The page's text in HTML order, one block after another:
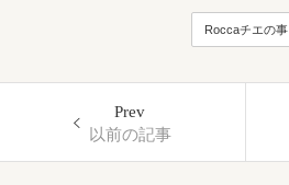
Roccaチエの事
Prev
以前の記事